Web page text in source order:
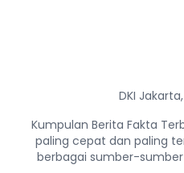
DKI
Kumpulan Berita Fakta
paling cepat dan paling
berbagai sumber-